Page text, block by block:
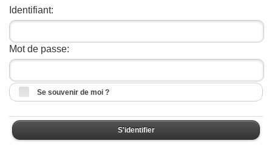
Identifiant:
Mot de passe:
Se souvenir de moi ?
S'identifier